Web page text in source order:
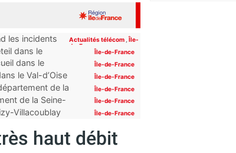
les incidents
Actualités télécom ,Île-
de-France
dans le
Île-de-France
dans le
Île-de-France
le Val-d’Oise Île-de-France
de la
Île-de-France
de la Seine-
Île-de-France
Villacoublay
Île-de-France
haut débit